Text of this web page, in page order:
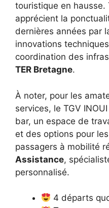
touristique en hausse.
apprécient la
dernières années par
innovations
coordination des
TER Bretagne.
À noter, pour les
services, le TGV
bar, un espace de
et des options pour
passagers à mobilité
Assistance,
personnalisé.
4 départs